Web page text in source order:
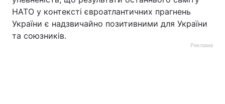
НАТО у контексті євроатлантичних прагнень
України є надзвичайно позитивними для України
та союзників.
Реклама